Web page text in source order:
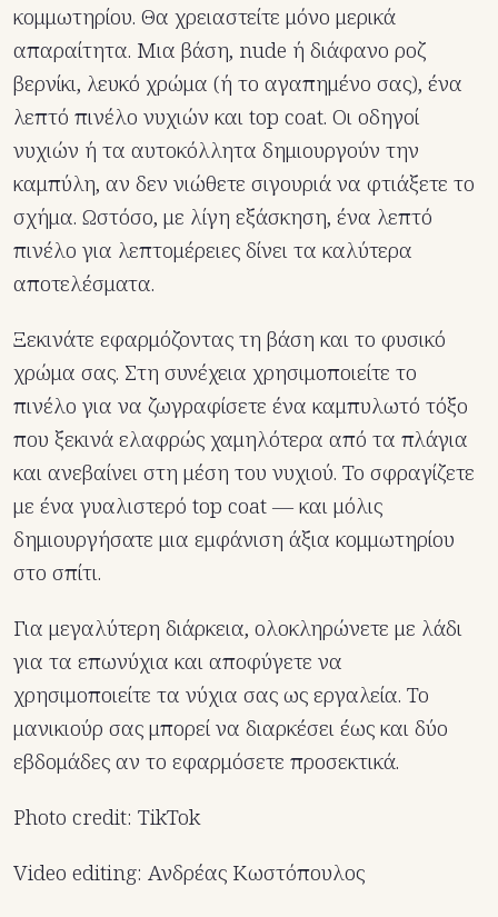
κομμωτηρίου. Θα χρειαστείτε μόνο μερικά
απαραίτητα. Μια βάση, nude ή διάφανο ροζ
βερνίκι, λευκό χρώμα (ή το αγαπημένο σας), ένα
λεπτό πινέλο νυχιών και top coat. Οι οδηγοί
νυχιών ή τα αυτοκόλλητα δημιουργούν την
καμπύλη, αν δεν νιώθετε σιγουριά να φτιάξετε το
σχήμα. Ωστόσο, με λίγη εξάσκηση, ένα λεπτό
πινέλο για λεπτομέρειες δίνει τα καλύτερα
αποτελέσματα.
Ξεκινάτε εφαρμόζοντας τη βάση και το φυσικό
χρώμα σας. Στη συνέχεια χρησιμοποιείτε το
πινέλο για να ζωγραφίσετε ένα καμπυλωτό τόξο
που ξεκινά ελαφρώς χαμηλότερα από τα πλάγια
και ανεβαίνει στη μέση του νυχιού. Το σφραγίζετε
με ένα γυαλιστερό top coat — και μόλις
δημιουργήσατε μια εμφάνιση άξια κομμωτηρίου
στο σπίτι.
Για μεγαλύτερη διάρκεια, ολοκληρώνετε με λάδι
για τα επωνύχια και αποφύγετε να
χρησιμοποιείτε τα νύχια σας ως εργαλεία. Το
μανικιούρ σας μπορεί να διαρκέσει έως και δύο
εβδομάδες αν το εφαρμόσετε προσεκτικά.
Photo credit: TikTok
Video editing: Ανδρέας Κωστόπουλος